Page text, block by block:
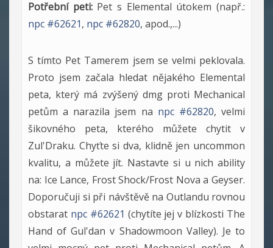
Potřební peti:Pet s Elemental útokem (např.:
npc #62621, npc #62820, apod.,...)
S tímto Pet Tamerem jsem se velmi peklovala.
Proto jsem začala hledat nějakého Elemental
peta, který má zvýšený dmg proti Mechanical
petům a narazila jsem na npc #62820, velmi
šikovného peta, kterého můžete chytit v
Zul'Draku. Chyťte si dva, klidně jen uncommon
kvalitu, a můžete jít. Nastavte si u nich ability
na: Ice Lance, Frost Shock/Frost Nova a Geyser.
Doporučuji si při návštěvě na Outlandu rovnou
obstarat npc #62621 (chytíte jej v blízkosti The
Hand of Gul'dan v Shadowmoon Valley). Je to